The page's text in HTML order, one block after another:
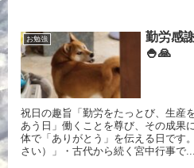
お勉強
勤労感
🍚🙏
祝日の趣旨「勤労をたっとび、生産
あう日」働くことを尊び、その成果
体で「ありがとう」を伝える日です
さい）」・古代から続く宮中行事で...